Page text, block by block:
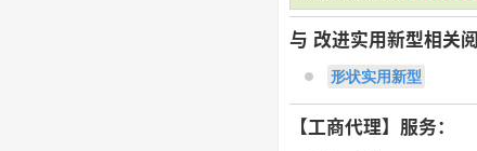
与 改进实用新型相关
形状实用新型
【工商代理】服务：